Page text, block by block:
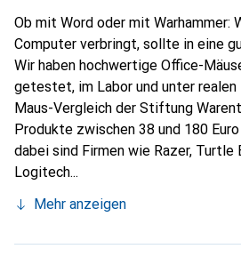
Ob mit Word oder mit Warhammer:
Computer verbringt, sollte in eine
Wir haben hochwertige Office-
getestet, im Labor und unter realen
Maus-Vergleich der Stiftung
Produkte zwischen 38 und 180
dabei sind Firmen wie Razer, Turtle
Logitech...
Mehr anzeigen